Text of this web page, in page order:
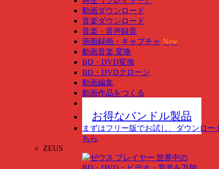
動画ダウンロード
音楽ダウンロード
音楽・音声録音
画面録画・キャプチャ New
動画音楽 変換
BD・DVD変換
BD・DVDクローン
動画編集
動画作品をつくる
お得なバンドル製品
まずはフリー版でお試し、ダウンロー
ちら
ZEUS